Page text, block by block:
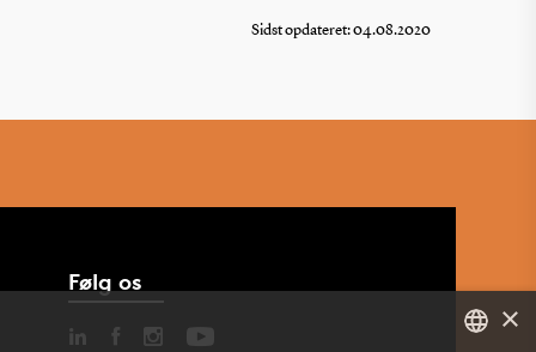
Sidst opdateret: 04.08.2020
Følg os
×